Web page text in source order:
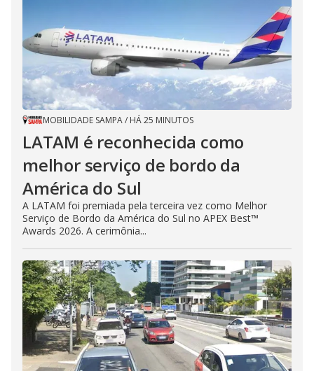
MOBILIDADE SAMPA/ HÁ 25 MINUTOS
LATAM é reconhecida como
melhor serviço de bordo da
América do Sul
A LATAM foi premiada pela terceira vez como Melhor
Serviço de Bordo da América do Sul no APEX Best™
Awards 2026. A cerimônia...